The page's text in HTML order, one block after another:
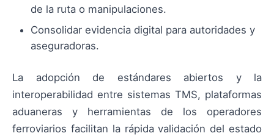
de la ruta o manipulaciones.
Consolidar evidencia digital para autoridades y
aseguradoras.
La adopción de estándares abiertos y la
interoperabilidad entre sistemas TMS, plataformas
aduaneras y herramientas de los operadores
ferroviarios facilitan la rápida validación del estado